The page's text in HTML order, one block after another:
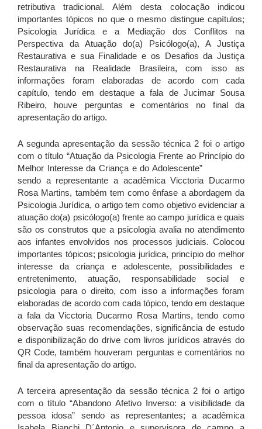
retributiva tradicional. Além desta colocação indicou
importantes tópicos no que o mesmo distingue capítulos;
Psicologia Jurídica e a Mediação dos Conflitos na
Perspectiva da Atuação do(a) Psicólogo(a), A Justiça
Restaurativa e sua Finalidade e os Desafios da Justiça
Restaurativa na Realidade Brasileira, com isso as
informações foram elaboradas de acordo com cada
capítulo, tendo em destaque a fala de Jucimar Sousa
Ribeiro, houve perguntas e comentários no final da
apresentação do artigo.
A segunda apresentação da sessão técnica 2 foi o artigo
com o título “Atuação da Psicologia Frente ao Princípio do
Melhor Interesse da Criança e do Adolescente”
sendo a representante a acadêmica Vicctoria Ducarmo
Rosa Martins, também tem como ênfase a abordagem da
Psicologia Jurídica, o artigo tem como objetivo evidenciar a
atuação do(a) psicólogo(a) frente ao campo jurídica e quais
são os construtos que a psicologia avalia no atendimento
aos infantes envolvidos nos processos judiciais. Colocou
importantes tópicos; psicologia jurídica, princípio do melhor
interesse da criança e adolescente, possibilidades e
entretenimento, atuação, responsabilidade social e
psicologia para o direito, com isso a informações foram
elaboradas de acordo com cada tópico, tendo em destaque
a fala da Vicctoria Ducarmo Rosa Martins, tendo como
observação suas recomendações, significância de estudo
e disponibilização do drive com livros jurídicos através do
QR Code, também houveram perguntas e comentários no
final da apresentação do artigo.
A terceira apresentação da sessão técnica 2 foi o artigo
com o título “Abandono Afetivo Inverso: a visibilidade da
pessoa idosa” sendo as representantes; a acadêmica